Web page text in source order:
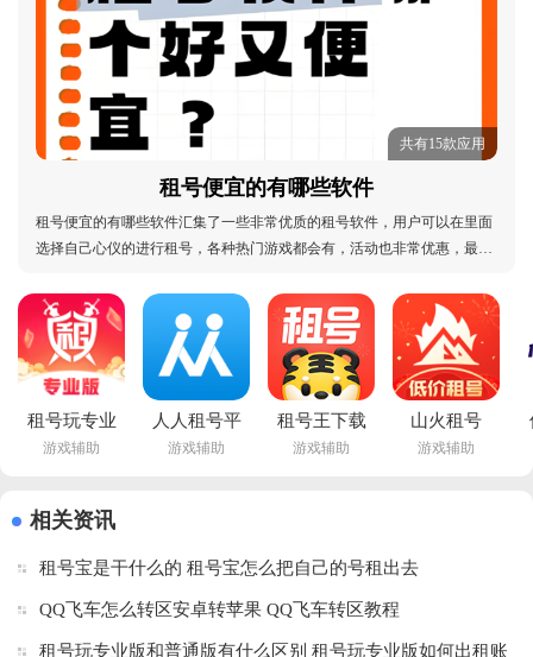
共有15款应用
租号便宜的有哪些软件
租号便宜的有哪些软件汇集了一些非常优质的租号软件，用户可以在里面
选择自己心仪的进行租号，各种热门游戏都会有，活动也非常优惠，最实
现问题也可以找平台客服解决，轻松实现，喜欢的话赶紧来下载体验吧！
租号便宜的有哪些软件：租号哪个软件好一点、租
租号玩专业
版app官方
载v4.0.2.2
游戏辅助
人人租号平
台app安卓
游戏辅助
租号王下载
官方下载
游戏辅助
山火租号
app官方版
游戏辅助
相关资讯
租号宝是干什么的 租号宝怎么把自己的号租出去
QQ飞车怎么转区安卓转苹果 QQ飞车转区教程
租号玩专业版和普通版有什么区别 租号玩专业版如何出租账